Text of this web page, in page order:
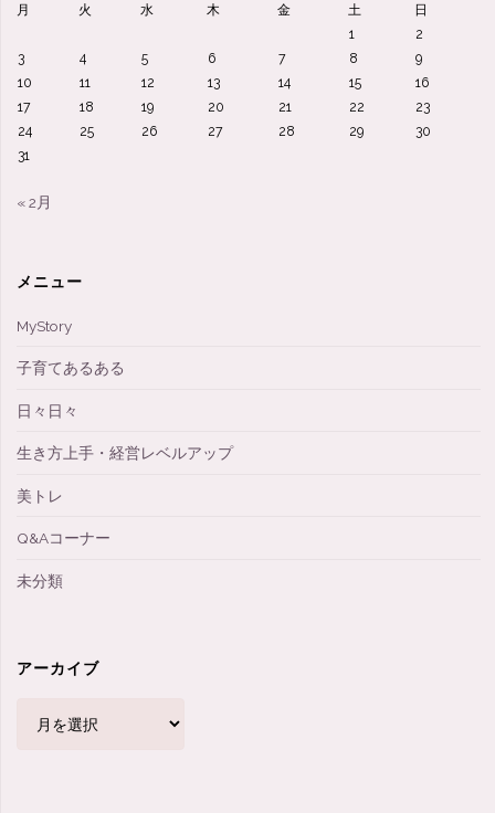
月
火 水 木 金 土
日
1
2
3
4 5 6 7 8
9
10
11 12 13 14 15
16
17
18 19 20 21 22
23
24
25 26 27 28 29
30
31
« 2月
メニュー
MyStory
子育てあるある
日々日々
生き方上手・経営レベルアップ
美トレ
Q&Aコーナー
未分類
アーカイブ